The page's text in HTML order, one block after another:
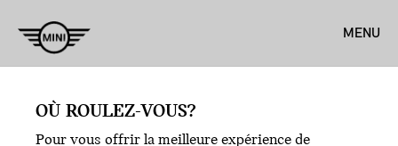
MENU
FAITES LE DÉTOUR – DES
OÙ ROULEZ-VOUS?
Pour vous offrir la meilleure expérience de